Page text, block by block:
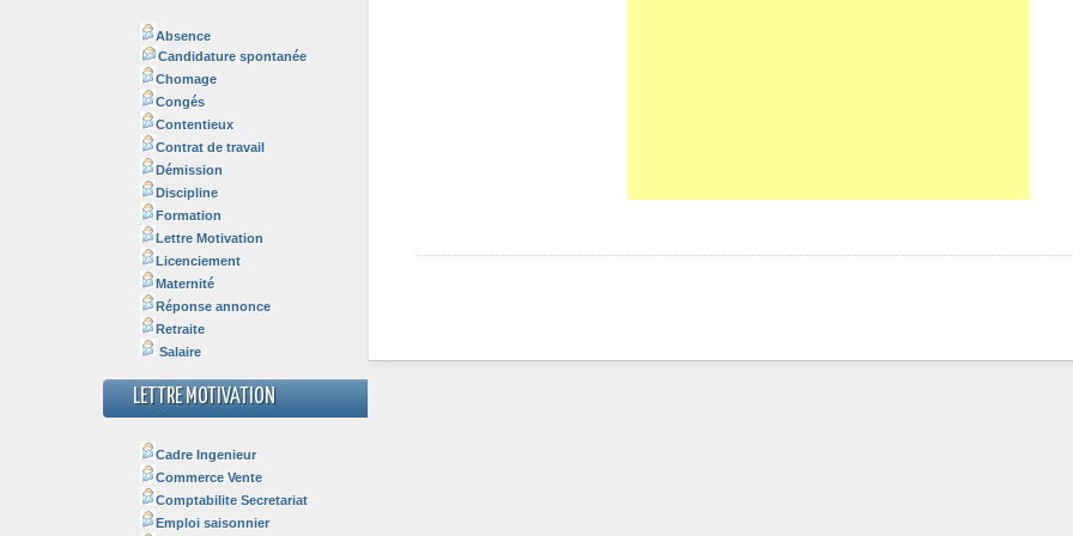
Absence
Candidature spontanée
Chomage
Congés
Contentieux
Contrat de travail
Démission
Discipline
Formation
Lettre Motivation
Licenciement
Maternité
Réponse annonce
Retraite
Salaire
LETTRE MOTIVATION
Cadre Ingenieur
Commerce Vente
Comptabilite Secretariat
Emploi saisonnier